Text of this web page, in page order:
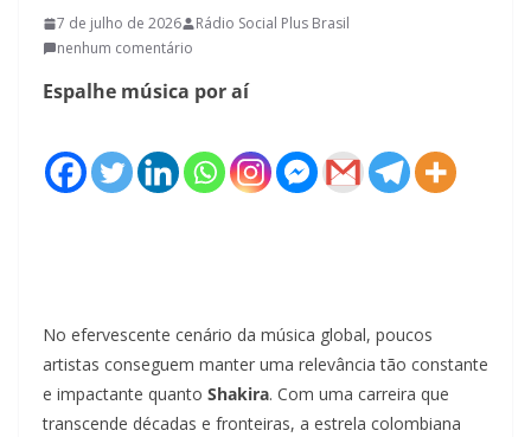
7 de julho de 2026
Rádio Social Plus Brasil
nenhum comentário
Espalhe música por aí
No efervescente cenário da música global, poucos
artistas conseguem manter uma relevância tão constante
e impactante quanto Shakira. Com uma carreira que
transcende décadas e fronteiras, a estrela colombiana